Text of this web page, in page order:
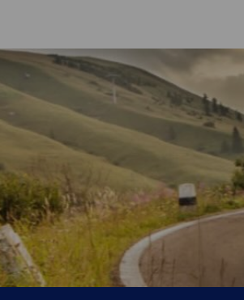
van het touchscreen
wordt niet nadelig
beïinvloed door de
beschermlaag
De SP Connect Phone
Case Xtreme beschikt over
bevestigingssysteem. Dit